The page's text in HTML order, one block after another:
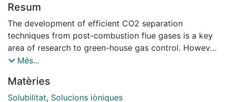
Resum
The development of efficient CO2 separation
techniques from post-combustion flue gases is a key
area of research to green-house gas control. However,
CO2 capture is typically affected by the presence of
sense, this work assesses CO2 separation from a
CO2/SO2 mixture with a set of phosphonium-based
Més...
Matèries
Solubilitat, Solucions iòniques